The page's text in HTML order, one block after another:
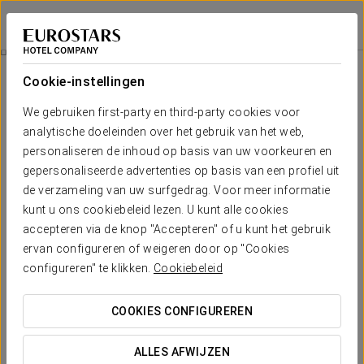
Cookie-instellingen
We gebruiken first-party en third-party cookies voor
analytische doeleinden over het gebruik van het web,
personaliseren de inhoud op basis van uw voorkeuren en
gepersonaliseerde advertenties op basis van een profiel uit
de verzameling van uw surfgedrag. Voor meer informatie
kunt u ons cookiebeleid lezen. U kunt alle cookies
accepteren via de knop "Accepteren" of u kunt het gebruik
ervan configureren of weigeren door op "Cookies
configureren" te klikken. Cookiebeleid
COOKIES CONFIGUREREN
ALLES AFWIJZEN
Eurostars Marqués de Villalta
CARTAGENA DE INDIAS
Diepe Weefselmassage
180.000 COP per persoon
Diepe weefselmassage
Je lichaam vraagt erom. Geef het de verlichting die het
verdient.